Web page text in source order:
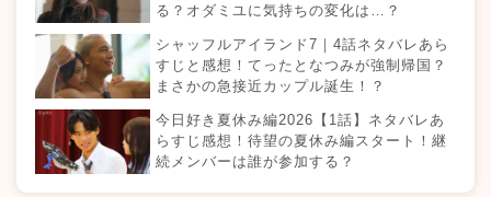
る？オダミユに気持ちの変化は…？
シャッフルアイランド7｜4話ネタバレあら
すじと感想！てったとなつみが強制帰国？
まさかの急接近カップル誕生！？
今日好き夏休み編2026【1話】ネタバレあ
らすじ感想！待望の夏休み編スタート！継
続メンバーは誰が参加する？